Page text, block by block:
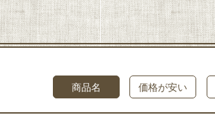
商品名 価格が安い